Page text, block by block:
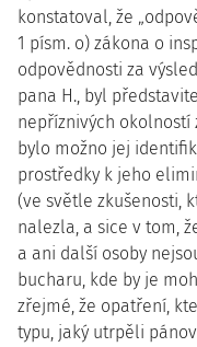
konstatoval, že
1 písm. o) zákona o
odpovědnosti za
pana H., byl
nepříznivých okolností
bylo možno jej
prostředky k jeho
(ve světle zkušenosti,
nalezla, a sice v tom,
a ani další osoby
bucharu, kde by je
zřejmé, že opatření,
typu, jaký utrpěli